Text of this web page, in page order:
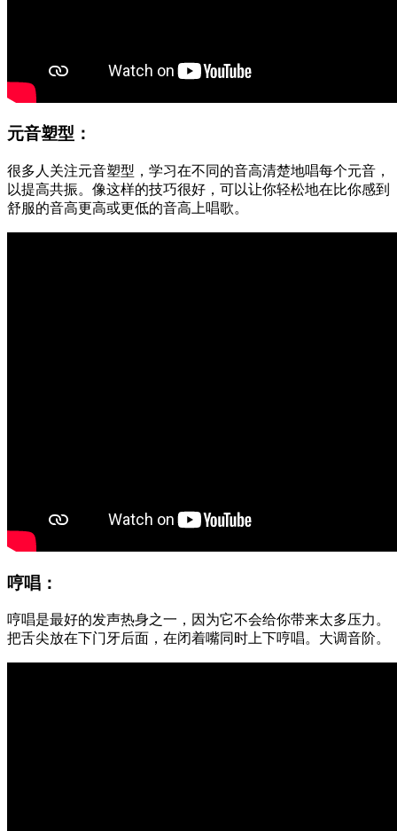
元音塑型：
很多人关注元音塑型，学习在不同的音高清楚地唱每个元音，
以提高共振。像这样的技巧很好，可以让你轻松地在比你感到
舒服的音高更高或更低的音高上唱歌。
哼唱：
哼唱是最好的发声热身之一，因为它不会给你带来太多压力。
把舌尖放在下门牙后面，在闭着嘴同时上下哼唱。大调音阶。